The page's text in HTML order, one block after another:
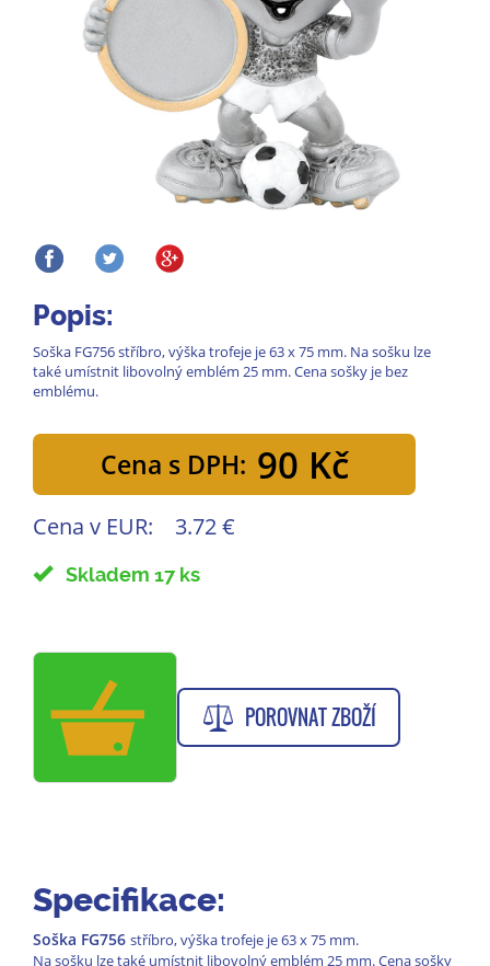
Popis:
Soška FG756 stříbro, výška trofeje je 63 x 75 mm. Na sošku lze
také umístnit libovolný emblém 25 mm. Cena sošky je bez
emblému.
Cena s DPH: 90 Kč
Cena v EUR: 3.72 €
Skladem 17 ks
POROVNAT ZBOŽÍ
Specifikace:
Soška FG756 stříbro, výška trofeje je 63 x 75 mm.
Na sošku lze také umístnit libovolný emblém 25 mm. Cena sošky